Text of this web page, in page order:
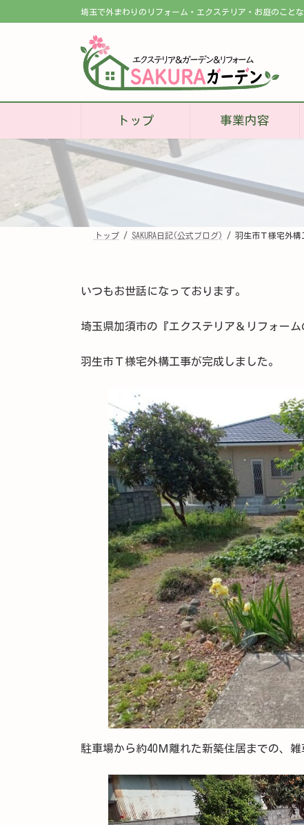
プ
動
埼玉で外まわりのリフォーム・エクステリア・お庭のこと
トップ 事業内容
トップ SAKURA日記(公式ブログ) 羽生市Ｔ様宅外
いつもお世話になっております。
埼玉県加須市の『エクステリア＆リフォー
羽生市Ｔ様宅外構工事が完成しました。
駐車場から約40Ｍ離れた新築住居までの、